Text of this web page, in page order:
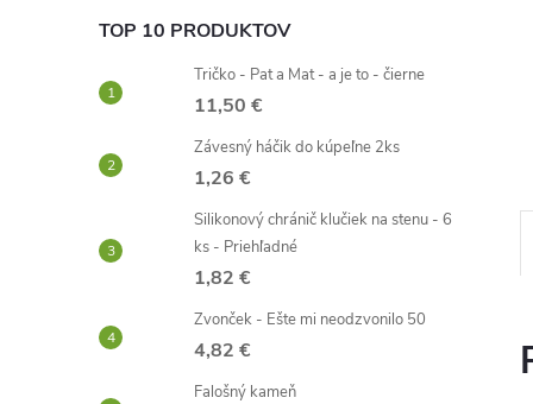
TOP 10 PRODUKTOV
Tričko - Pat a Mat - a je to - čierne
11,50 €
Závesný háčik do kúpeľne 2ks
1,26 €
Silikonový chránič klučiek na stenu - 6
ks - Priehľadné
1,82 €
Zvonček - Ešte mi neodzvonilo 50
4,82 €
Falošný kameň